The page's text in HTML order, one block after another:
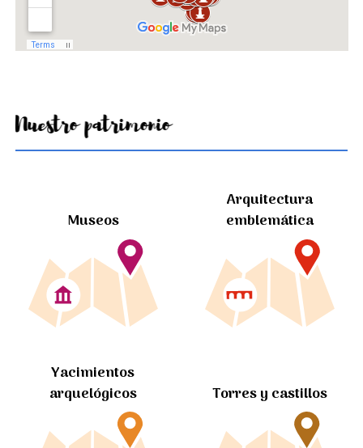
Nuestro patrimonio
Museos
Arquitectura
emblemática
Yacimientos
arquelógicos
Torres y castillos